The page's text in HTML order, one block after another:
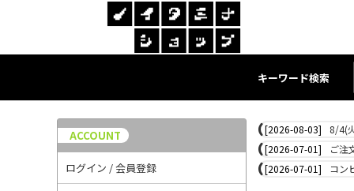
キーワード検索
ACCOUNT
ログイン / 会員登録
[2026-08-03]
8/4(
[2026-07-01]
ご注
[2026-07-01]
コン